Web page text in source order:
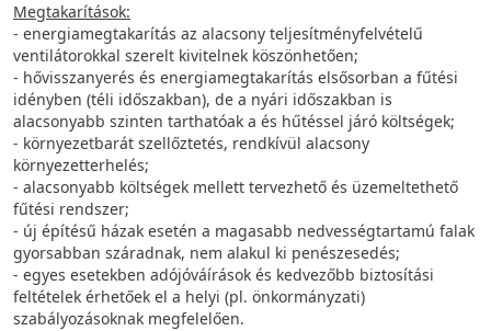
Megtakarítások:
- energiamegtakarítás az alacsony teljesítményfelvételű
ventilátorokkal szerelt kivitelnek köszönhetően;
- hővisszanyerés és energiamegtakarítás elsősorban a fűtési
idényben (téli időszakban), de a nyári időszakban is
alacsonyabb szinten tarthatóak a és hűtéssel járó költségek;
- környezetbarát szellőztetés, rendkívül alacsony
környezetterhelés;
- alacsonyabb költségek mellett tervezhető és üzemeltethető
fűtési rendszer;
- új építésű házak esetén a magasabb nedvességtartamú falak
gyorsabban száradnak, nem alakul ki penészesedés;
- egyes esetekben adójóváírások és kedvezőbb biztosítási
feltételek érhetőek el a helyi (pl. önkormányzati)
szabályozásoknak megfelelően.